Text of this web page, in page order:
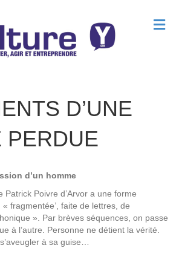
M
e
D’UNE
PERDUE
d’un homme
Patrick Poivre d’Arvor a une forme
fragmentée’, faite de lettres, de
». Par brèves séquences, on passe
à l’autre. Personne ne détient la vérité.
à sa guise…